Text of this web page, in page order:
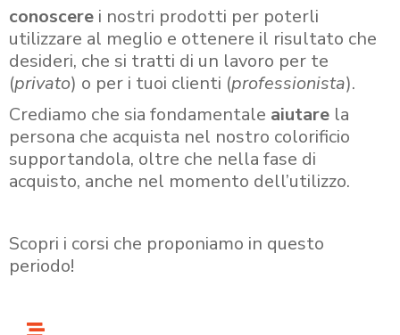
conoscere i nostri prodotti per poterli
utilizzare al meglio e ottenere il risultato che
desideri, che si tratti di un lavoro per te
(privato) o per i tuoi clienti (professionista).
Crediamo che sia fondamentale aiutare la
persona che acquista nel nostro colorificio
supportandola, oltre che nella fase di
acquisto, anche nel momento dell’utilizzo.
Scopri i corsi che proponiamo in questo
periodo!